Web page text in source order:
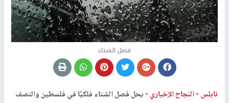
فصل الشتاء
نابلس -النجاح الإخباري -يحل فصل الشتاء فلكيًا في فلسطين والنصف